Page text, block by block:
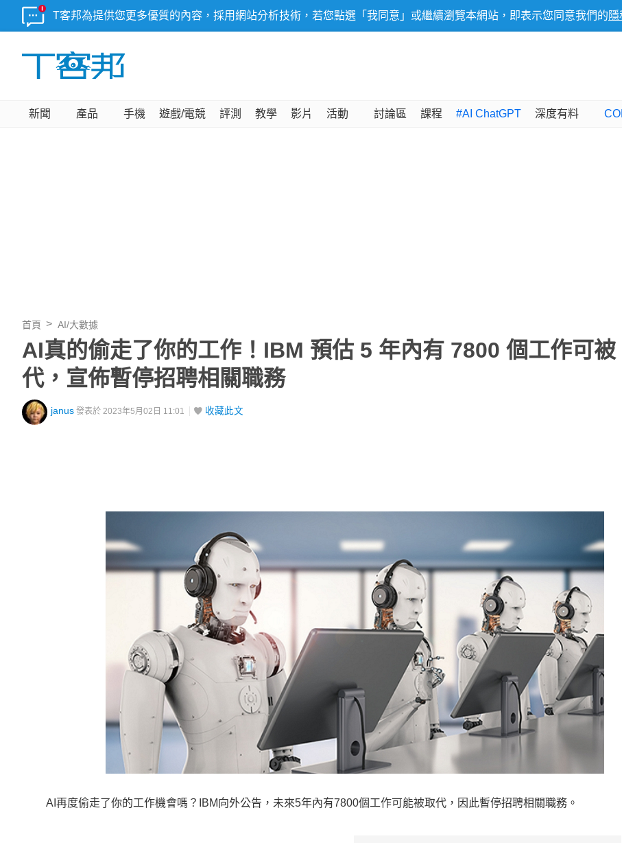
T客邦為提供您更多優質的內容，採用網站分析技術，若您點選「我同意」或繼續瀏覽本網站，即表示您同意我們的
新聞 產品 手機 遊戲/電競 評測 教學 影片 活動 討論區 課程 #AI ChatGPT 深度有料
首頁 AI/大數據
AI真的偷走了你的工作！IBM 預估 5 年內有 7800 個工作可被
代，宣佈暫停招聘相關職務
janus 發表於 2023年5月02日 11:01 收藏此文
AI再度偷走了你的工作機會嗎？IBM向外公告，未來5年內有7800個工作可能被取代，因此暫停招聘相關職務。